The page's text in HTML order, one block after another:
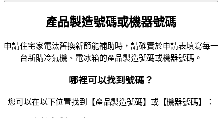
產品製造號碼或機器號碼
申請住宅家電汰舊換新節能補助時，請確實於申請表填寫每一
台新購冷氣機、電冰箱的產品製造號碼或機器號碼。
哪裡可以找到號碼？
您可以在以下位置找到【產品製造號碼】或【機器號碼】：